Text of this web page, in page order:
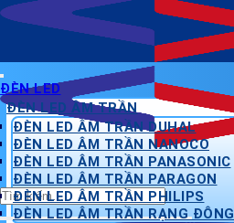
Tìm
kiếm:
ĐÈN LED
ĐÈN LED ÂM TRẦN
ĐÈN LED ÂM TRẦN DUHAL
ĐÈN LED ÂM TRẦN NANOCO
ĐÈN LED ÂM TRẦN PANASONIC
ĐÈN LED ÂM TRẦN PARAGON
ĐÈN LED ÂM TRẦN PHILIPS
ĐÈN LED ÂM TRẦN RẠNG ĐÔNG